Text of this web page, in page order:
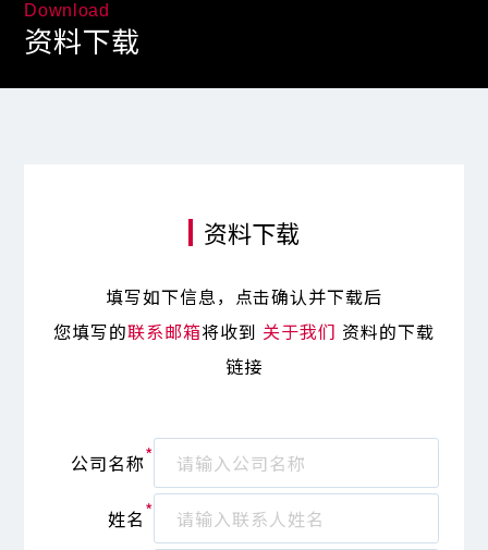
Download
资料下载
资料下载
填写如下信息，点击确认并下载后
您填写的联系邮箱将收到 关于我们 资料的下载
链接
公司名称*
姓名*